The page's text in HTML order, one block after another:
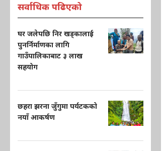
सर्वाधिक पढिएको
घर जलेपछि निर खड्कालाई
पुनर्निर्माणका लागि
गाउँपालिकाबाट ३ लाख
सहयोग
छहरा झरना जुँगुमा पर्यटकको
नयाँ आकर्षण